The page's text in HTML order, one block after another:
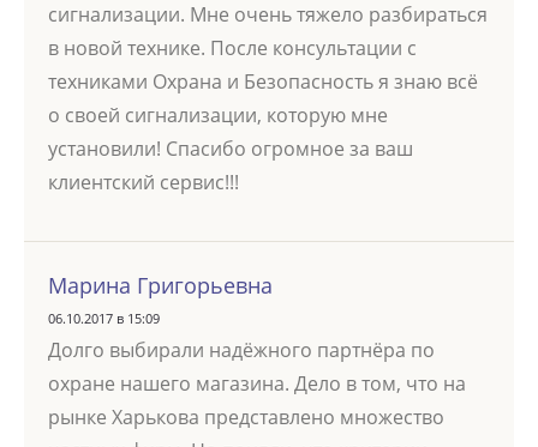
сигнализации. Мне очень тяжело разбираться
в новой технике. После консультации с
техниками Охрана и Безопасность я знаю всё
о своей сигнализации, которую мне
установили! Спасибо огромное за ваш
клиентский сервис!!!
Марина Григорьевна
06.10.2017 в 15:09
Долго выбирали надёжного партнёра по
охране нашего магазина. Дело в том, что на
рынке Харькова представлено множество